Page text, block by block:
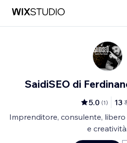
SaidiSEO di
5.0 (1) 13
Imprenditore, consulente,
e creatività.